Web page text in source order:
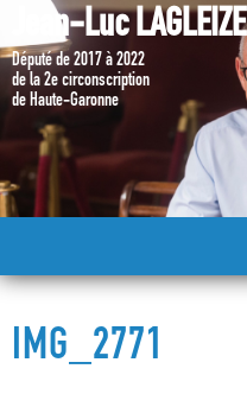
Jean-Luc LAGLEIZE
Député de 2017 à 2022
de la 2e circonscription
de Haute-Garonne
MA CANDIDATURE 2024
IMG_2771